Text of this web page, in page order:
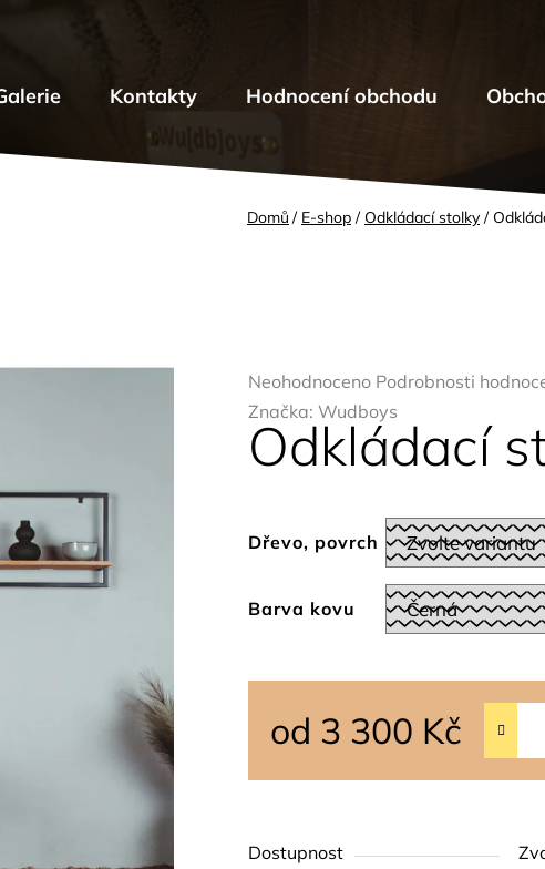
Kontakty Hodnocení obchodu
Domů / E-shop / Odkládací stolky /
Odkládací
Průměrné
hodnocení
produktu
je
z
Neohodnoceno Podrobnosti
Značka: Wudboys
Dřevo, povrch
Barva kovu
Dostupnost
od 3 300 Kč